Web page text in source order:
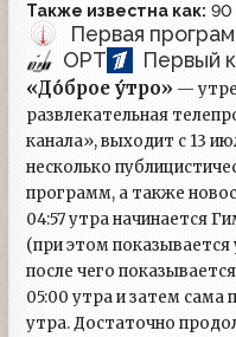
Также известна как: 90
Первая
ОРТ
Первый
«До́брое у́тро» —
развлекательная
канала», выходит с 13
несколько
программ, а также
04:57 утра начинается
(при этом
после чего
05:00 утра и затем сама
утра. Достаточно